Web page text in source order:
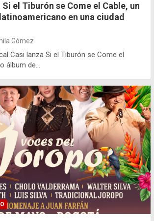
el Tiburón se Come el Cable, un
en una ciudad
Gómez
Casi lanza Si el Tiburón se Come el
álbum de…